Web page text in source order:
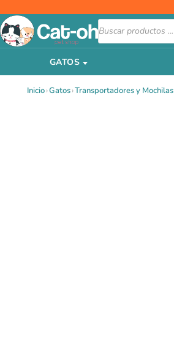
al
contenido
Búsqueda
de
productos
GATOS
Inicio›Gatos›Transportadores y Mochilas